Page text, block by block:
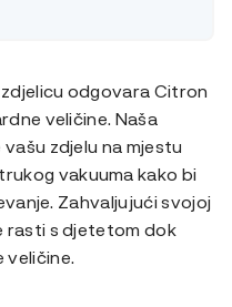
odgovara Citron
veličine. Naša
zdjelu na mjestu
vakuuma kako bi
Zahvaljujući svojoj
rasti s djetetom dok
veličine.